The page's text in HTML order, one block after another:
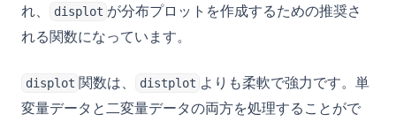
れ、
displot が分布プロットを作成するための推奨さ
れる関数になっています。
displot 関数は、 distplot よりも柔軟で強力です。単
変量データと二変量データの両方を処理することがで